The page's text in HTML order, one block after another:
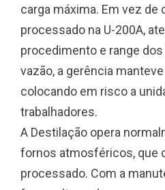
carga máxima. Em vez de
processado na U-200A,
procedimento e range
vazão, a gerência
colocando em risco a
trabalhadores.
A Destilação opera
fornos atmosféricos, que
processado. Com a